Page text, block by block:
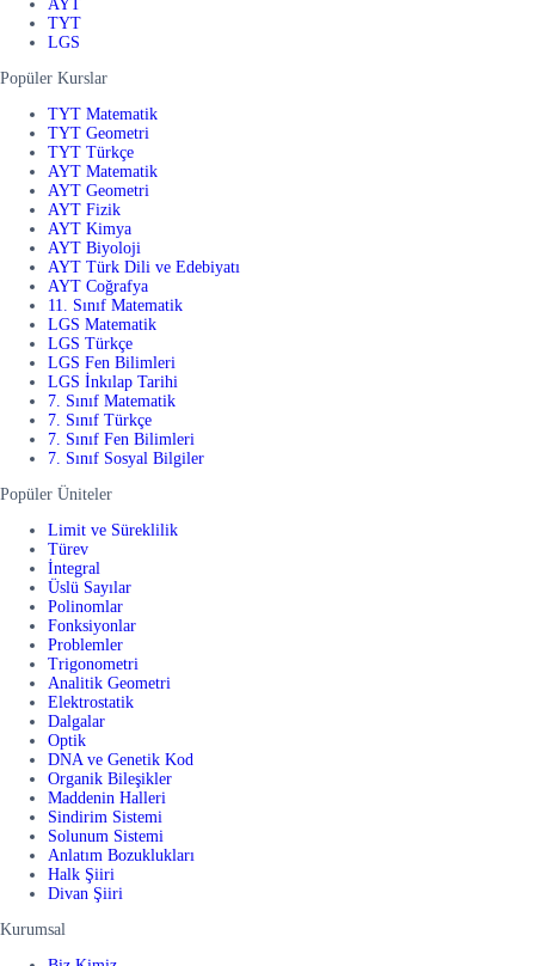
AYT
TYT
LGS
Popüler Kurslar
TYT Matematik
TYT Geometri
TYT Türkçe
AYT Matematik
AYT Geometri
AYT Fizik
AYT Kimya
AYT Biyoloji
AYT Türk Dili ve Edebiyatı
AYT Coğrafya
11. Sınıf Matematik
LGS Matematik
LGS Türkçe
LGS Fen Bilimleri
LGS İnkılap Tarihi
7. Sınıf Matematik
7. Sınıf Türkçe
7. Sınıf Fen Bilimleri
7. Sınıf Sosyal Bilgiler
Popüler Üniteler
Limit ve Süreklilik
Türev
İntegral
Üslü Sayılar
Polinomlar
Fonksiyonlar
Problemler
Trigonometri
Analitik Geometri
Elektrostatik
Dalgalar
Optik
DNA ve Genetik Kod
Organik Bileşikler
Maddenin Halleri
Sindirim Sistemi
Solunum Sistemi
Anlatım Bozuklukları
Halk Şiiri
Divan Şiiri
Kurumsal